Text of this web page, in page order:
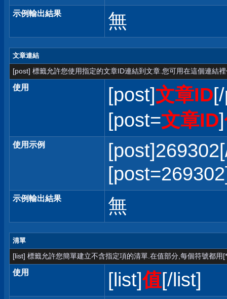
示例輸出結果 無
文章連結
[post] 標籤允許您使用指定的文章ID連結到文章.您可用在這個連結
使用 [post]文章ID
[post=文章ID]
使用示例
示例輸出結果 無
清單
[list] 標籤允許您簡單建立不含指定項的清單.在值部分,每個符號都用
使用 [list]值[/list]